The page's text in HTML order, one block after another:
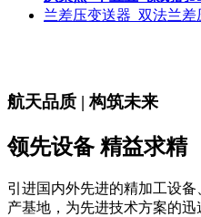
兰差压变送器_双法兰
航天品质 | 构筑未来
领先设备 精益求精
引进国内外先进的精加工设
产基地，为先进技术方案的迅